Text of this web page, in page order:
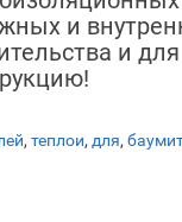
и
и
, теплои, для,